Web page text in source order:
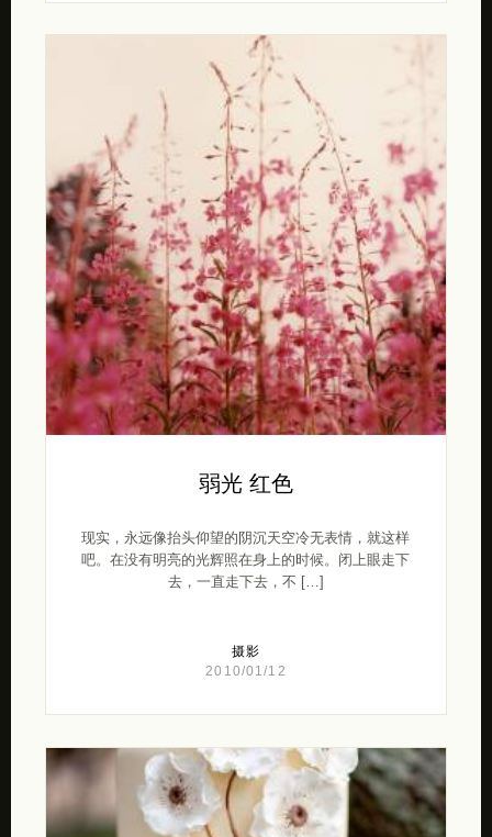
弱光 红色
现实，永远像抬头仰望的阴沉天空冷无表情，就这样
吧。在没有明亮的光辉照在身上的时候。闭上眼走下
去，一直走下去，不 […]
摄影
2010/01/12